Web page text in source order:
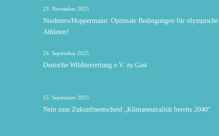
23. November 2025
Niedmers/Hoppermann: Optimale Bedingungen für olympische
Athleten!
24. September 2025
Deutsche Wildtierrettung e.V. zu Gast
15. September 2025
Nein zum Zukunftsentscheid „Klimaneutralität bereits 2040“